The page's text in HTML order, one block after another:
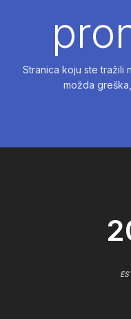
Stranica koju ste tražili
možda